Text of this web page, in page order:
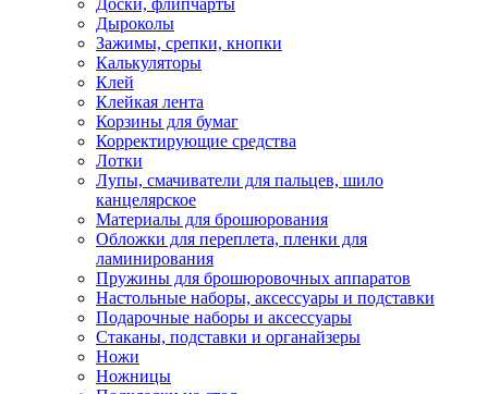
Доски, флипчарты
Дыроколы
Зажимы, срепки, кнопки
Калькуляторы
Клей
Клейкая лента
Корзины для бумаг
Корректирующие средства
Лотки
Лупы, смачиватели для пальцев, шило
канцелярское
Материалы для брошюрования
Обложки для переплета, пленки для
ламинирования
Пружины для брошюровочных аппаратов
Настольные наборы, аксессуары и подставки
Подарочные наборы и аксессуары
Стаканы, подставки и органайзеры
Ножи
Ножницы